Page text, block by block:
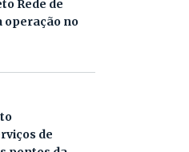
Rede de
operação no
de